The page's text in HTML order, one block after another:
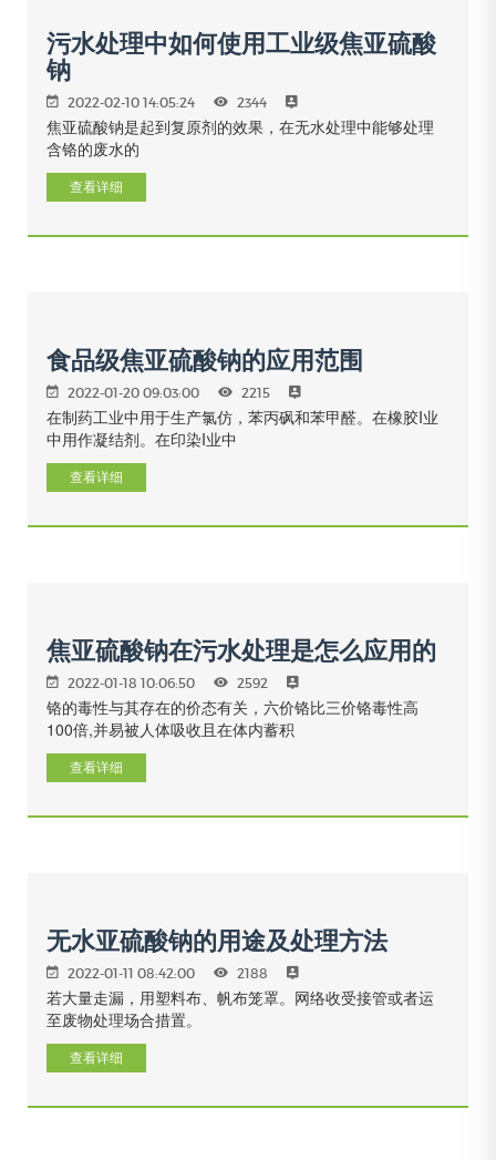
污水处理中如何使用工业级焦亚硫酸
钠
2022-02-10 14:05:24 2344
焦亚硫酸钠是起到复原剂的效果，在无水处理中能够处理
含铬的废水的
查看详细
食品级焦亚硫酸钠的应用范围
2022-01-20 09:03:00 2215
在制药工业中用于生产氯仿，苯丙砜和苯甲醛。在橡胶I业
中用作凝结剂。在印染I业中
查看详细
焦亚硫酸钠在污水处理是怎么应用的
2022-01-18 10:06:50 2592
铬的毒性与其存在的价态有关，六价铬比三价铬毒性高
100倍,并易被人体吸收且在体内蓄积
查看详细
无水亚硫酸钠的用途及处理方法
2022-01-11 08:42:00 2188
若大量走漏，用塑料布、帆布笼罩。网络收受接管或者运
至废物处理场合措置。
查看详细